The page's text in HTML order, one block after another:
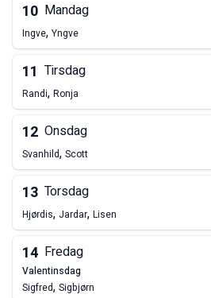
10 Mandag
Ingve, Yngve
11 Tirsdag
Randi, Ronja
12 Onsdag
Svanhild, Scott
13 Torsdag
Hjørdis, Jardar, Lisen
14 Fredag
valentinsdag
Sigfred, Sigbjørn